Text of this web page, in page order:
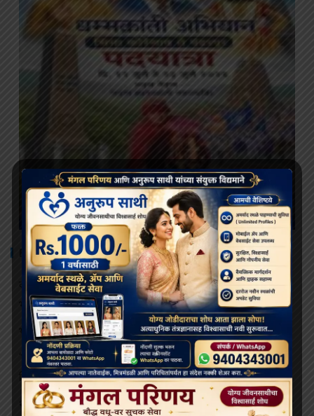
RECENT POSTS
दलाई लामा ९१ वर्षांचे होत असताना, भारत आणि चीन बौद्ध धर्माच्या
भविष्यासाठी संघर्ष करत आहेत
भव्य बौद्ध धम्म मिरवणूक बोमडिला येथे दाखल
‘विकसित भारत २०४७’ साठी बौद्ध मूल्ये आणि आधुनिक विज्ञान महत्त्वाचे:
हिमाचलचे राज्यपाल
थायलंडच्या अपघातात जखमी झालेल्या भिक्षूंच्या देखभाल त्यांना राजेशाही